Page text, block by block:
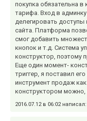
покупка обязательна
тарифа. Вход в
делегировать доступы
сайта. Платформа
смог добавить
кнопок и т.д. Система
конструктор, поэтому
Еще один момент-
триггер, я поставил
инструмент продаж
конструктором можно,
2016.07.12 в 06:02 написал: